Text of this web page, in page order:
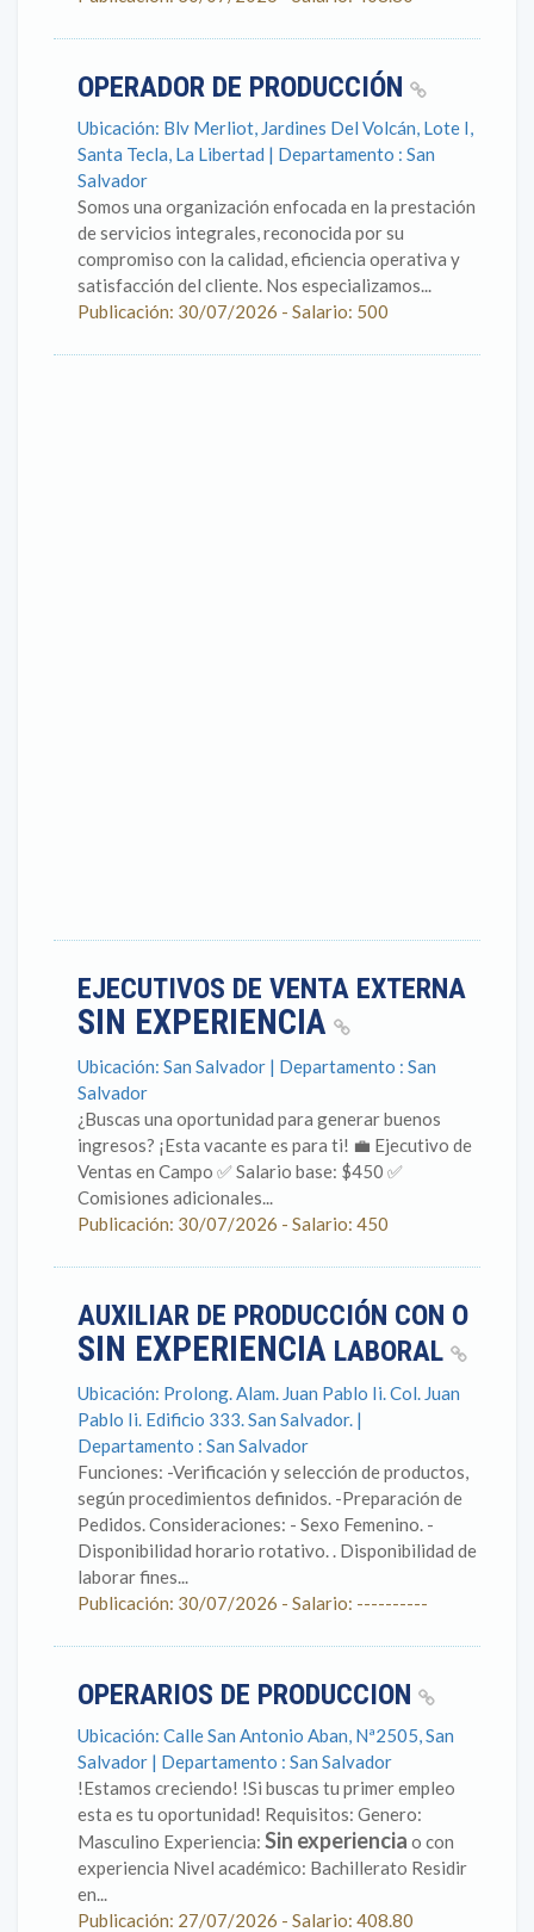
OPERADOR DE PRODUCCIÓN
Ubicación: Blv Merliot, Jardines Del Volcán, Lote I,
Santa Tecla, La Libertad | Departamento : San
Salvador
Somos una organización enfocada en la prestación
de servicios integrales, reconocida por su
compromiso con la calidad, eficiencia operativa y
satisfacción del cliente. Nos especializamos...
Publicación: 30/07/2026 - Salario: 500
EJECUTIVOS DE VENTA EXTERNA
SIN EXPERIENCIA
Ubicación: San Salvador | Departamento : San
Salvador
¿Buscas una oportunidad para generar buenos
ingresos? ¡Esta vacante es para ti! 💼 Ejecutivo de
Ventas en Campo ✅ Salario base: $450 ✅
Comisiones adicionales...
Publicación: 30/07/2026 - Salario: 450
AUXILIAR DE PRODUCCIÓN CON O
SIN EXPERIENCIA LABORAL
Ubicación: Prolong. Alam. Juan Pablo Ii. Col. Juan
Pablo Ii. Edificio 333. San Salvador. |
Departamento : San Salvador
Funciones: -Verificación y selección de productos,
según procedimientos definidos. -Preparación de
Pedidos. Consideraciones: - Sexo Femenino. -
Disponibilidad horario rotativo. . Disponibilidad de
laborar fines...
Publicación: 30/07/2026 - Salario: ----------
OPERARIOS DE PRODUCCION
Ubicación: Calle San Antonio Aban, Nª2505, San
Salvador | Departamento : San Salvador
!Estamos creciendo! !Si buscas tu primer empleo
esta es tu oportunidad! Requisitos: Genero:
Masculino Experiencia: Sin experiencia o con
experiencia Nivel académico: Bachillerato Residir
en...
Publicación: 27/07/2026 - Salario: 408.80